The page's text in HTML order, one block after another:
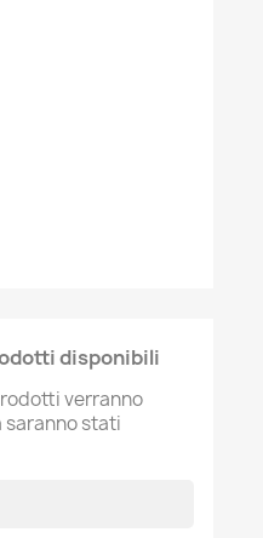
disponibili
verranno
saranno stati